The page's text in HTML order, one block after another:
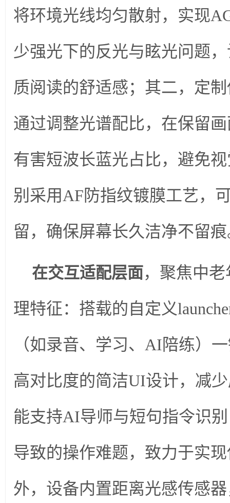
将环境光线均匀散射，实现
少强光下的反光与眩光问题
质阅读的舒适感；其二，定
通过调整光谱配比，在保留
有害短波长蓝光占比，避免
别采用AF防指纹镀膜工艺，
留，确保屏幕长久洁净不留
在交互适配层面，聚焦中
理特征：搭载的自定义
（如录音、学习、AI陪练）
高对比度的简洁UI设计，减
能支持AI导师与短句指令识
导致的操作难题，致力于实
外，设备内置距离光感传感